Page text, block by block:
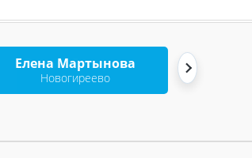
Елена Мартынова
Новогиреево